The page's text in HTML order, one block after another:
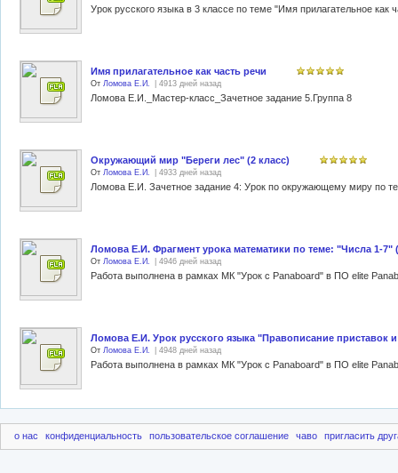
Урок русского языка в 3 классе по теме "Имя прилагательное как
Имя прилагательное как часть речи
От Ломова Е.И. | 4913 дней назад
Ломова Е.И._Мастер-класс_Зачетное задание 5.Группа 8
Окружающий мир "Береги лес" (2 класс)
От Ломова Е.И. | 4933 дней назад
Ломова Е.И. Зачетное задание 4: Урок по окружающему миру по
Ломова Е.И. Фрагмент урока математики по теме: "Числа 1-7"
От Ломова Е.И. | 4946 дней назад
Ломова Е.И. Урок русского языка "Правописание приставок
От Ломова Е.И. | 4948 дней назад
Работа выполнена в рамках МК "Урок с Panaboard" в ПО elite
о нас конфиденциальность пользовательское соглашение чаво пригласить